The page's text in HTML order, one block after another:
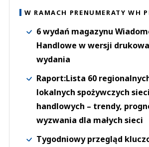
W RAMACH PRENUMERATY WH
6 wydań magazynu
Handlowe w wersji
wydania
Raport:Lista 60
lokalnych spożywczych sieci
handlowych – trendy,
wyzwania dla małych sieci
Tygodniowy przegląd